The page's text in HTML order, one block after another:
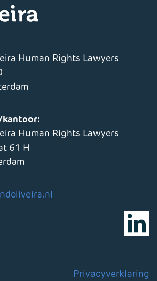
Human Rights Lawyers
kantoor:
Human Rights Lawyers
61 H
Privacyverklaring